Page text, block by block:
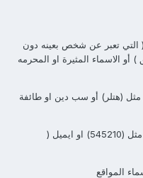
( التي تعبر عن شخص بعينه دون
الاسماء المثيرة او المحرمه
مثل (هتلر) أو سب دين او طائفة
3- يمنع استخدام الاسماء التي بدون معنى مثل (545210) او ايميل (